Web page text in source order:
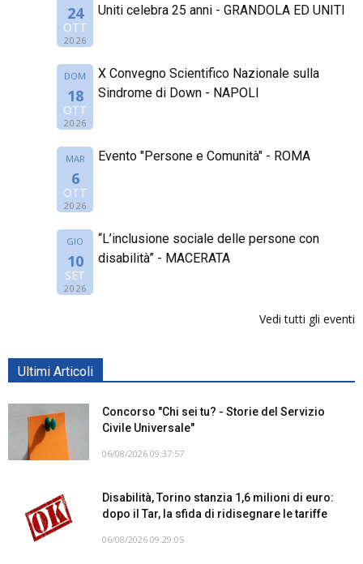
24
OTT
2026
Uniti celebra 25 anni - GRANDOLA ED UNITI
DOM
18
OTT
2026
X Convegno Scientifico Nazionale sulla
Sindrome di Down - NAPOLI
MAR
6
OTT
2026
Evento "Persone e Comunità" - ROMA
GIO
10
SET
2026
“L’inclusione sociale delle persone con
disabilità” - MACERATA
Vedi tutti gli eventi
Ultimi Articoli
Concorso "Chi sei tu? - Storie del Servizio
Civile Universale"
06/08/2026 09:37:57
Disabilità, Torino stanzia 1,6 milioni di euro:
dopo il Tar, la sfida di ridisegnare le tariffe
06/08/2026 09:29:05